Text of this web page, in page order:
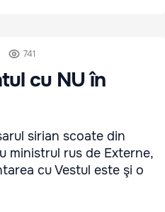
741
cu NU în
sirian scoate din
ministrul rus de Externe,
cu Vestul este şi o